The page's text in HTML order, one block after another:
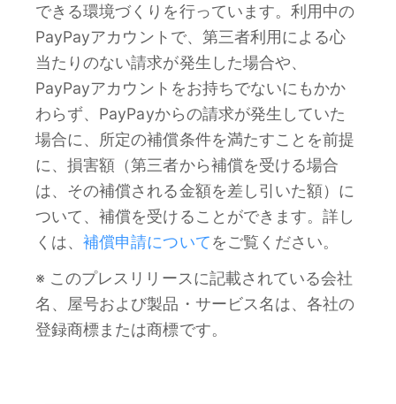
できる環境づくりを行っています。利用中の
PayPayアカウントで、第三者利用による心
当たりのない請求が発生した場合や、
PayPayアカウントをお持ちでないにもかか
わらず、PayPayからの請求が発生していた
場合に、所定の補償条件を満たすことを前提
に、損害額（第三者から補償を受ける場合
は、その補償される金額を差し引いた額）に
ついて、補償を受けることができます。詳し
くは、補償申請についてをご覧ください。
※ このプレスリリースに記載されている会社
名、屋号および製品・サービス名は、各社の
登録商標または商標です。